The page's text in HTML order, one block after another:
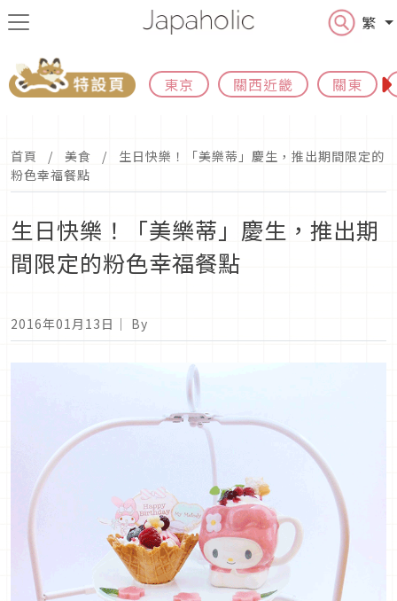
繁
東京 關西近畿 關東
首頁 美食
生日快樂！「美樂蒂」慶生，推出期間限定的
粉色幸福餐點
生日快樂！「美樂蒂」慶生，推出期
間限定的粉色幸福餐點
2016年01月13日 ｜ By